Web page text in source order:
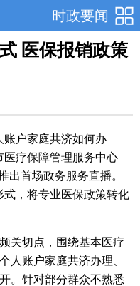
时政要闻
医保报销政策
账户家庭共济如何办
医疗保障管理服务中心
出首场政务服务直播。
式，将专业医保政策转化
关切点，围绕基本医疗
人账户家庭共济办理、
。针对部分群众不熟悉